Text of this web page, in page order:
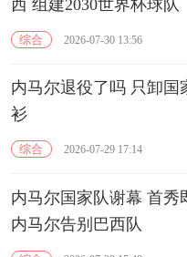
西 组建2030世界杯球队
综合 2026-07-30 13:56
内马尔退役了吗 只卸国
衫
综合 2026-07-29 17:14
内马尔国家队谢幕 首秀
内马尔告别巴西队